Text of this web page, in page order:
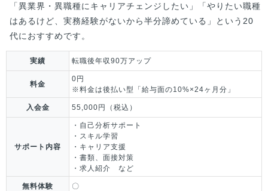
「異業界・異職種にキャリアチェンジしたい」「やりたい職種
はあるけど、実務経験がないから半分諦めている」という20
代におすすめです。
実績 転職後年収90万アップ
料金
0円
※料金は後払い型「給与面の10%×24ヶ月分」
入会金 55,000円（税込）
サポート内容
・自己分析サポート
・スキル学習
・キャリア支援
・書類、面接対策
・求人紹介 など
無料体験 〇